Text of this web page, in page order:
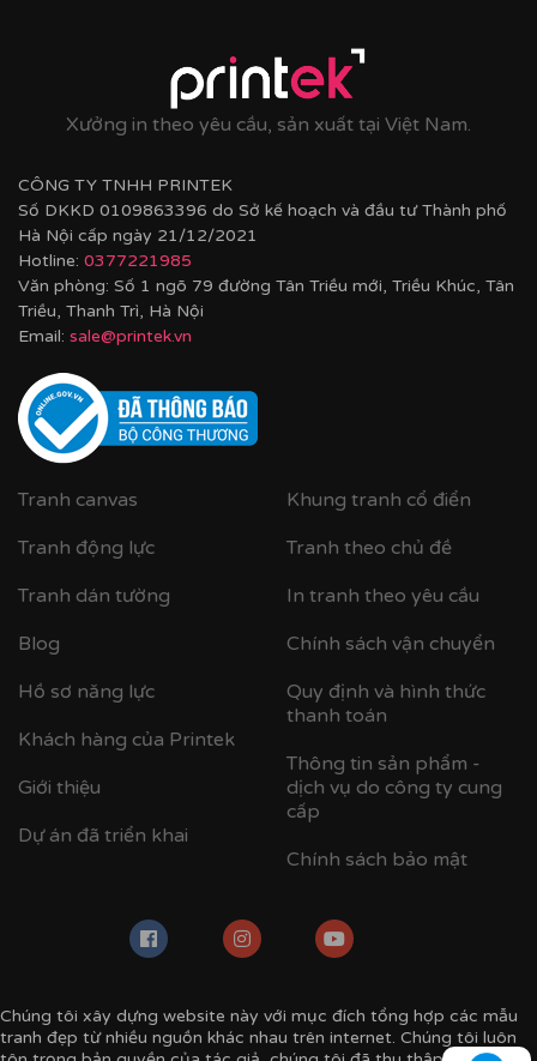
Các dòng sản phẩm nổi bật tại Printek:
Tranh động lực & Tranh slogan:Những câu nói truyền
thiết kế với phong cách typography hiện đại, mạnh mẽ.
Đây là giải pháp hoàn hảo để thúc đẩy tinh thần làm
việc, gắn kết đội ngũ và nhắc nhở nhân viên về mục tiêu
chung mỗi ngày.
Cận cảnh tranh động lực do Printek sản xuất
Xưởng in theo yêu cầu, sản xuất tại Việt Nam.
CÔNG TY TNHH PRINTEK
Số DKKD 0109863396 do Sở kế hoạch và đầu tư Thành phố
Hà Nội cấp ngày 21/12/2021
Hotline: 0377221985
Văn phòng: Số 1 ngõ 79 đường Tân Triều mới, Triều Khúc, Tân
Triều, Thanh Trì, Hà Nội
Email: sale@printek.vn
Tranh canvas
Tranh động lực
Tranh dán tường
Blog
Hồ sơ năng lực
Khách hàng của Printek
Giới thiệu
Dự án đã triển khai
Khung tranh cổ điển
Tranh theo chủ đề
In tranh theo yêu cầu
Chính sách vận chuyển
Quy định và hình thức
thanh toán
Thông tin sản phẩm -
dịch vụ do công ty cung
cấp
Chính sách bảo mật
Chúng tôi xây dựng website này với mục đích tổng hợp các mẫu
tranh đẹp từ nhiều nguồn khác nhau trên internet. Chúng tôi luôn